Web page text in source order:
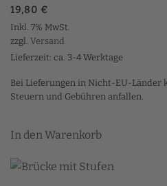
können
der
gewählt
19,80 €
Inkl. 7% MwSt.
zzgl. Versand
Lieferzeit: ca. 3-4 Werktage
Bei Lieferungen in Nicht-EU-Länder
Steuern und Gebühren anfallen.
In den Warenkorb